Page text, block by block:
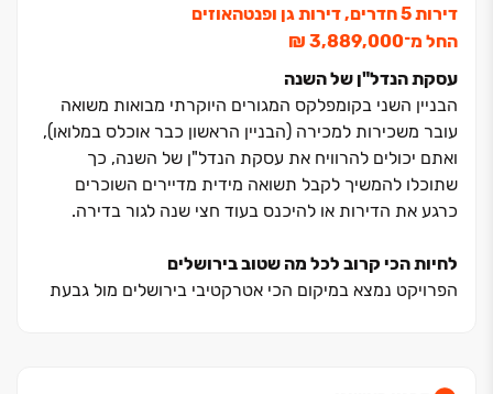
דירות ‏5 חדרים, דירות גן ופנטהאוזים
החל מ־‏3,889,000 ‏₪
עסקת הנדל"ן של השנה
הבניין השני בקומפלקס המגורים היוקרתי מבואות משואה
עובר משכירות למכירה (הבניין הראשון כבר אוכלס במלואו),
ואתם יכולים להרוויח את עסקת הנדל"ן של השנה, כך
שתוכלו להמשיך לקבל תשואה מידית מדיירים השוכרים
כרגע את הדירות או להיכנס בעוד חצי שנה לגור בדירה.
לחיות הכי קרוב לכל מה שטוב בירושלים
הפרויקט נמצא במיקום הכי אטרקטיבי בירושלים מול גבעת